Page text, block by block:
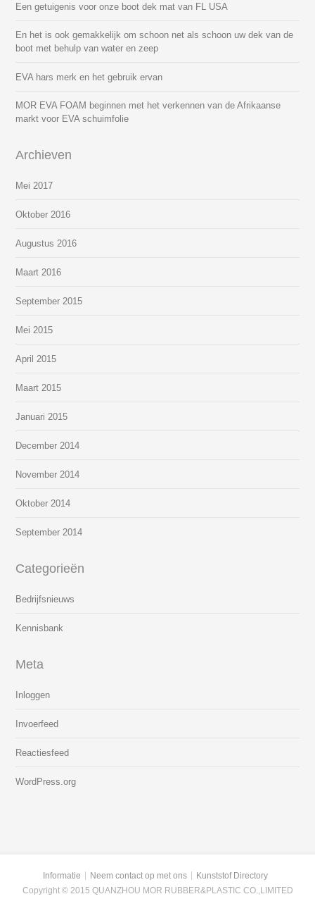
Een getuigenis voor onze boot dek mat van FL USA
En het is ook gemakkelijk om schoon net als schoon uw dek van de
boot met behulp van water en zeep
EVA hars merk en het gebruik ervan
MOR EVA FOAM beginnen met het verkennen van de Afrikaanse
markt voor EVA schuimfolie
Archieven
Mei 2017
Oktober 2016
Augustus 2016
Maart 2016
September 2015
Mei 2015
April 2015
Maart 2015
Januari 2015
December 2014
November 2014
Oktober 2014
September 2014
Categorieën
Bedrijfsnieuws
Kennisbank
Meta
Inloggen
Invoerfeed
Reactiesfeed
WordPress.org
Informatie Neem contact op met ons
Kunststof Directory
Copyright © 2015 QUANZHOU MOR RUBBER&PLASTIC CO.,LIMITED